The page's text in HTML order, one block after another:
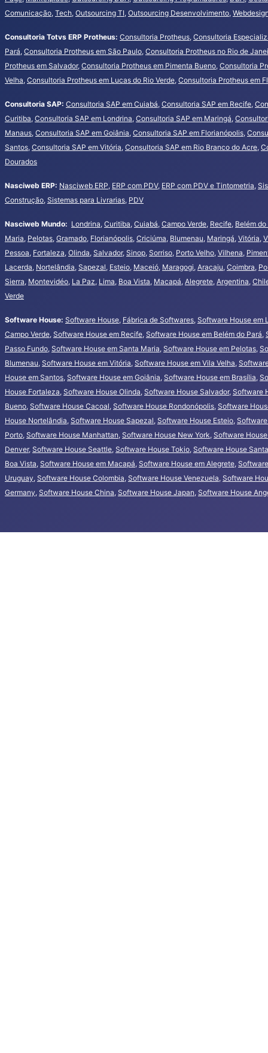
Comunicação, Tech, Outsourcing TI, Outsourcing Desenvolvimento,
Consultoria Totvs ERP Protheus: Consultoria Protheus, Consultoria
Pará, Consultoria Protheus em São Paulo, Consultoria Protheus no Rio de
Protheus em Salvador, Consultoria Protheus em Pimenta Bueno, Consultoria
Velha, Consultoria Protheus em Lucas do Rio Verde, Consultoria Protheus em
Consultoria SAP: Consultoria SAP em Cuiabá, Consultoria SAP em Recife,
Curitiba, Consultoria SAP em Londrina, Consultoria SAP em Maringá,
Manaus, Consultoria SAP em Goiânia, Consultoria SAP em Florianópolis,
Santos, Consultoria SAP em Vitória, Consultoria SAP em Rio Branco do Acre,
Dourados
Nasciweb ERP: Nasciweb ERP, ERP com PDV, ERP com PDV e Tintometria,
Construção, Sistemas para Livrarias, PDV
Nasciweb Mundo: Londrina, Curitiba, Cuiabá, Campo Verde, Recife, Belém do
Maria, Pelotas, Gramado, Florianópolis, Criciúma, Blumenau, Maringá, Vitória,
Pessoa, Fortaleza, Olinda, Salvador, Sinop, Sorriso, Porto Velho, Vilhena,
Lacerda, Nortelândia, Sapezal, Esteio, Maceió, Maragogi, Aracaju, Coimbra,
Sierra, Montevidéo, La Paz, Lima, Boa Vista, Macapá, Alegrete, Argentina,
Verde
Software House: Software House, Fábrica de Softwares, Software House em
Campo Verde, Software House em Recife, Software House em Belém do Pará,
Passo Fundo, Software House em Santa Maria, Software House em Pelotas,
Blumenau, Software House em Vitória, Software House em Vila Velha,
House em Santos, Software House em Goiânia, Software House em Brasília,
House Fortaleza, Software House Olinda, Software House Salvador, Software
Bueno, Software House Cacoal, Software House Rondonópolis, Software
House Nortelândia, Software House Sapezal, Software House Esteio,
Porto, Software House Manhattan, Software House New York, Software
Denver, Software House Seattle, Software House Tokio, Software House
Boa Vista, Software House em Macapá, Software House em Alegrete,
Uruguay, Software House Colombia, Software House Venezuela, Software
Germany, Software House China, Software House Japan, Software House